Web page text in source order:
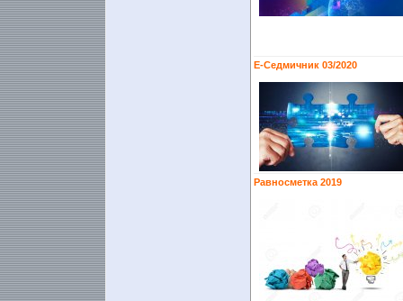
Е-Седмичник 03/2020
Равносметка 2019